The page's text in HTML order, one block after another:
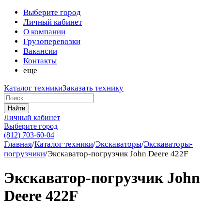
Выберите город
Личный кабинет
О компании
Грузоперевозки
Вакансии
Контакты
еще
Каталог техникиЗаказать технику
Найти
Личный кабинет
Выберите город
(812) 703-60-04
Главная/Каталог техники/Экскаваторы/Экскаваторы-
погрузчики/Экскаватор-погрузчик John Deere 422F
Экскаватор-погрузчик John
Deere 422F